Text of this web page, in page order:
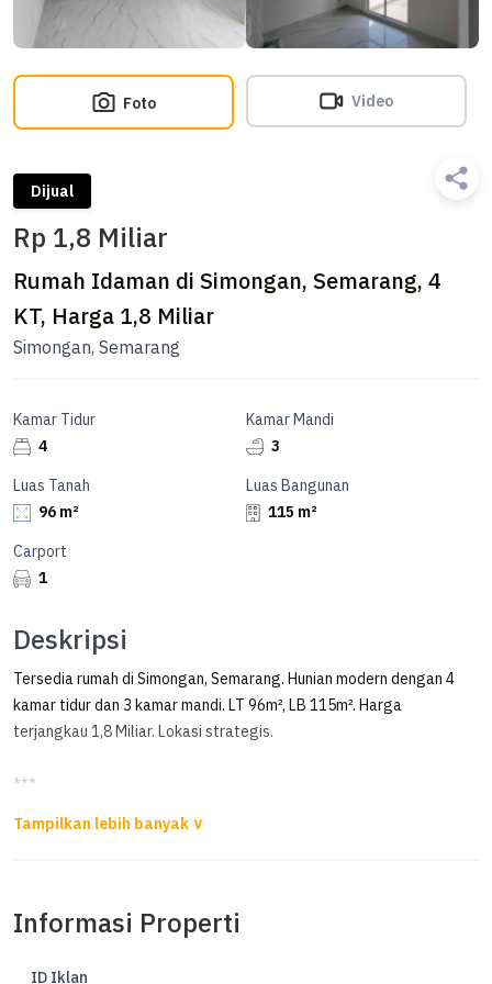
Foto Video
Dijual
Rp 1,8 Miliar
Rumah Idaman di Simongan, Semarang, 4
KT, Harga 1,8 Miliar
Simongan, Semarang
Kamar Tidur
4
Kamar Mandi
3
Luas Tanah
96 m²
Luas Bangunan
115 m²
Carport
1
Deskripsi
Tersedia rumah di Simongan, Semarang. Hunian modern dengan 4
kamar tidur dan 3 kamar mandi. LT 96m², LB 115m². Harga
terjangkau 1,8 Miliar. Lokasi strategis.
***
Semarang Barat..
Rumah Bagus Siap Huni di Paramount Village, Simongan, Manyaran,
Semarang Barat.
Informasi Properti
ID Iklan